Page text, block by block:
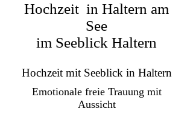
Hochzeit in Haltern am
See
im Seeblick Haltern
Hochzeit mit Seeblick in Haltern
Emotionale freie Trauung mit
Aussicht